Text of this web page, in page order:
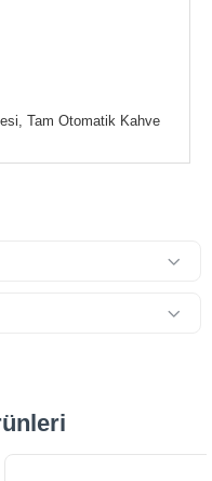
Tam Otomatik Kahve